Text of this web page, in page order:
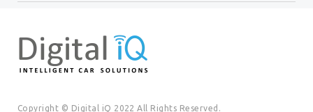
Copyright © Digital iQ 2022 All Rights Reserved.